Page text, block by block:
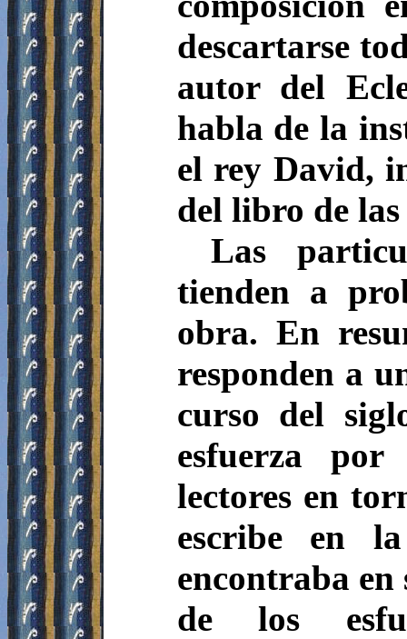
descartarse
autor del
habla de la
el rey David,
del libro de
Las
tienden a
obra. En
responden a
curso del
esfuerza
lectores en
escribe en
encontraba
de los